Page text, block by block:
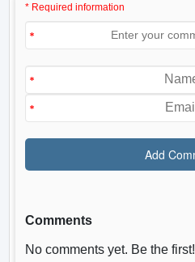
* Required information
Comments
No comments yet. Be the first!